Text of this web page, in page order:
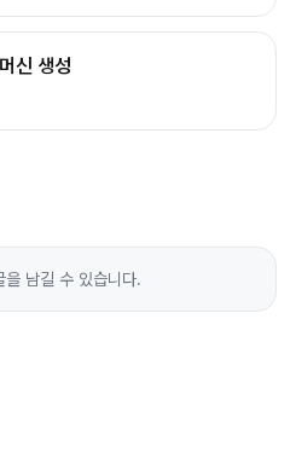
신 생성
을 남길 수 있습니다.